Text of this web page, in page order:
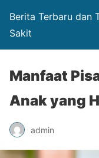
Berita Terbaru dan
Sakit
Manfaat
Anak yang
admin